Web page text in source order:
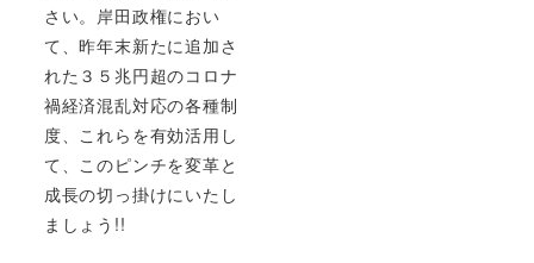
さい。岸田政権におい
て、昨年末新たに追加さ
れた３５兆円超のコロナ
禍経済混乱対応の各種制
度、これらを有効活用し
て、このピンチを変革と
成長の切っ掛けにいたし
ましょう!!